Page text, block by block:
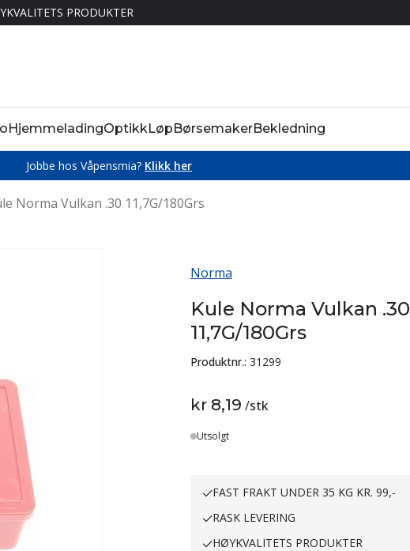
PRODUKTER
HjemmeladingOptikkLøpBørsemakerBekledning
Jobbe hos Våpensmia? Klikk her
Norma Vulkan .30 11,7G/180Grs
Norma
Kule Norma Vulkan .30
11,7G/180Grs
Produktnr.: 31299
kr 8,19 /stk
Utsolgt
FAST FRAKT UNDER 35 KG KR. 99,-
RASK LEVERING
HØYKVALITETS PRODUKTER